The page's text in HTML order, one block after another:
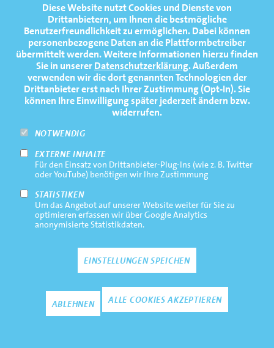
Diese Website nutzt Cookies und Dienste von
Drittanbietern, um Ihnen die bestmögliche
Benutzerfreundlichkeit zu ermöglichen.Dabei können
personenbezogene Daten an die Plattformbetreiber
übermittelt werden. Weitere Informationen hierzu finden
Sie in unsererDatenschutzerklärung. Außerdem
verwenden wir die dort genannten Technologien der
Drittanbieter erst nach Ihrer Zustimmung (Opt-In). Sie
können Ihre Einwilligung später jederzeit ändern bzw.
widerrufen.
NOTWENDIG
EXTERNE INHALTE
Für den Einsatz von Drittanbieter-Plug-Ins (wie z. B. Twitter
oder YouTube) benötigen wir Ihre Zustimmung
STATISTIKEN
Um das Angebot auf unserer Website weiter für Sie zu
optimieren erfassen wir über Google Analytics
anonymisierte Statistikdaten.
EINSTELLUNGEN SPEICHEN
ABLEHNEN ALLE COOKIES AKZEPTIEREN
#162971
FOOTERNAVIGATION
TOP
NEWS
TERMINE
FAQ
NEWSLETTER
Impressum
Rechtliche Hinweise
Datenschutz